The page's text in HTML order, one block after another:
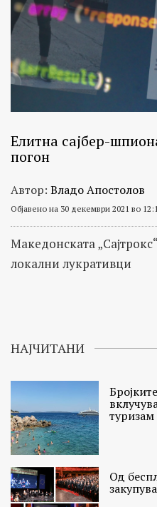
Елитна сајбер-
погон
Автор: Владо Апостолов
Објавено на 30 декември 2021 во
Македонската
локални лукративци
НАЈЧИТАНИ
туризам
Од